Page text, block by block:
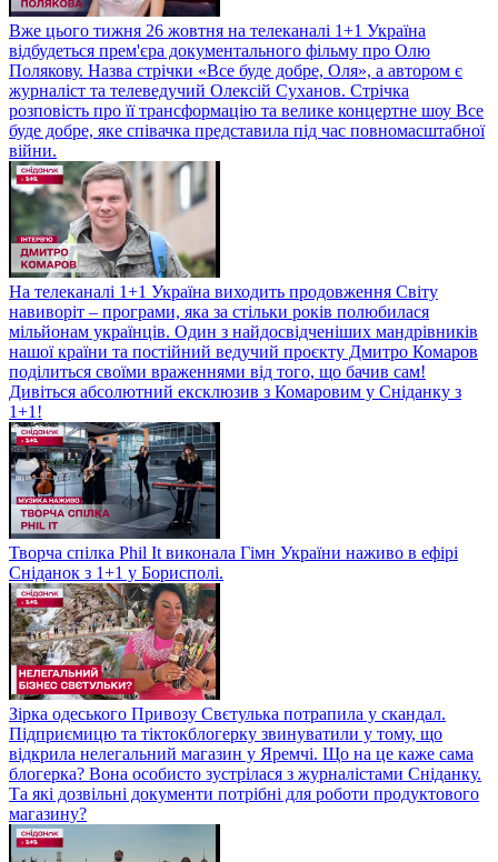
Вже цього тижня 26 жовтня на телеканалі 1+1 Україна
відбудеться прем'єра документального фільму про Олю
Полякову. Назва стрічки «Все буде добре, Оля», а автором є
журналіст та телеведучий Олексій Суханов. Стрічка
розповість про її трансформацію та велике концертне шоу Все
буде добре, яке співачка представила під час повномасштабної
війни.
На телеканалі 1+1 Україна виходить продовження Світу
навиворіт – програми, яка за стільки років полюбилася
мільйонам українців. Один з найдосвідченіших мандрівників
нашої країни та постійний ведучий проєкту Дмитро Комаров
поділиться своїми враженнями від того, що бачив сам!
Дивіться абсолютний ексклюзив з Комаровим у Сніданку з
1+1!
Творча спілка Phil It виконала Гімн України наживо в ефірі
Сніданок з 1+1 у Борисполі.
Зірка одеського Привозу Свєтулька потрапила у скандал.
Підприємицю та тіктокблогерку звинуватили у тому, що
відкрила нелегальний магазин у Яремчі. Що на це каже сама
блогерка? Вона особисто зустрілася з журналістами Сніданку.
Та які дозвільні документи потрібні для роботи продуктового
магазину?